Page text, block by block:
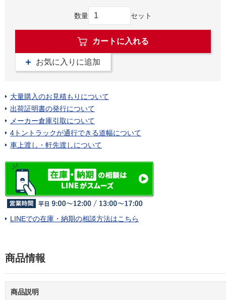
数量 セット
カートに入れる
お気に入りに追加
大量購入のお見積もりについて
出荷証明書の発行について
メーカー倉庫引取について
4トントラックが通行できる道幅について
車上渡し・軒先渡しについて
LINEでの在庫・納期の相談方法はこちら
商品情報
商品説明